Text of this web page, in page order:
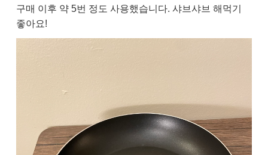
구매 이후 약 5번 정도 사용했습니다. 샤브샤브 해먹기
좋아요!